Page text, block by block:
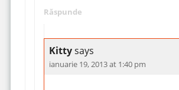
Răspunde
Kittysays
ianuarie 19, 2013 at 1:40 pm